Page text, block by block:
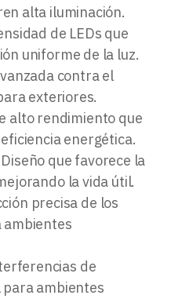
alta iluminación.
de LEDs que
uniforme de la luz.
contra el
exteriores.
alto rendimiento que
energética.
Diseño que favorece la
la vida útil.
precisa de los
ambientes
de
ambientes